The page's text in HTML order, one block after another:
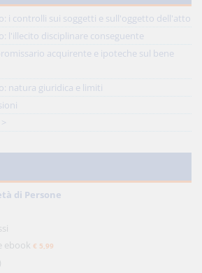
i controlli sui soggetti e sull'oggetto dell'atto
l'illecito disciplinare conseguente
acquirente e ipoteche sul bene
natura giuridica e limiti
di Persone
ebook € 5,99